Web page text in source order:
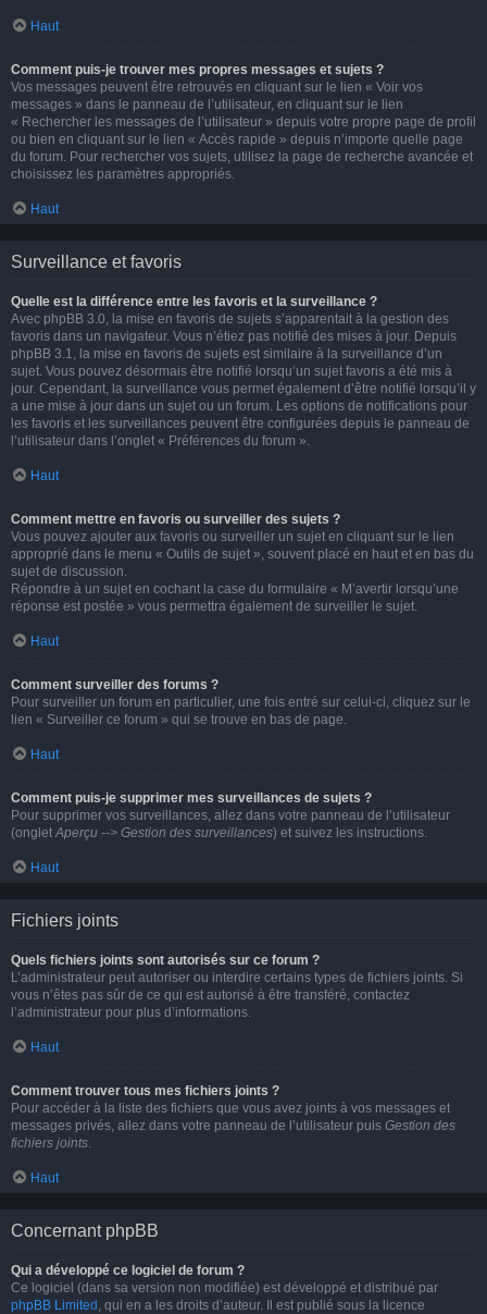
Haut
Comment puis-je trouver mes propres messages et sujets ?
Vos messages peuvent être retrouvés en cliquant sur le lien « Voir vos
messages » dans le panneau de l’utilisateur, en cliquant sur le lien
« Rechercher les messages de l’utilisateur » depuis votre propre page de profil
ou bien en cliquant sur le lien « Accès rapide » depuis n’importe quelle page
du forum. Pour rechercher vos sujets, utilisez la page de recherche avancée et
choisissez les paramètres appropriés.
Haut
Surveillance et favoris
Quelle est la différence entre les favoris et la surveillance ?
Avec phpBB 3.0, la mise en favoris de sujets s’apparentait à la gestion des
favoris dans un navigateur. Vous n’étiez pas notifié des mises à jour. Depuis
phpBB 3.1, la mise en favoris de sujets est similaire à la surveillance d’un
sujet. Vous pouvez désormais être notifié lorsqu’un sujet favoris a été mis à
jour. Cependant, la surveillance vous permet également d’être notifié lorsqu’il y
a une mise à jour dans un sujet ou un forum. Les options de notifications pour
les favoris et les surveillances peuvent être configurées depuis le panneau de
l’utilisateur dans l’onglet « Préférences du forum ».
Haut
Comment mettre en favoris ou surveiller des sujets ?
Vous pouvez ajouter aux favoris ou surveiller un sujet en cliquant sur le lien
approprié dans le menu « Outils de sujet », souvent placé en haut et en bas du
sujet de discussion.
Répondre à un sujet en cochant la case du formulaire « M’avertir lorsqu’une
réponse est postée » vous permettra également de surveiller le sujet.
Haut
Comment surveiller des forums ?
Pour surveiller un forum en particulier, une fois entré sur celui-ci, cliquez sur le
lien « Surveiller ce forum » qui se trouve en bas de page.
Haut
Comment puis-je supprimer mes surveillances de sujets ?
Pour supprimer vos surveillances, allez dans votre panneau de l’utilisateur
(ongletAperçu --> Gestion des surveillances) et suivez les instructions.
Haut
Fichiers joints
Quels fichiers joints sont autorisés sur ce forum ?
L’administrateur peut autoriser ou interdire certains types de fichiers joints. Si
vous n’êtes pas sûr de ce qui est autorisé à être transféré, contactez
l’administrateur pour plus d’informations.
Haut
Comment trouver tous mes fichiers joints ?
Pour accéder à la liste des fichiers que vous avez joints à vos messages et
messages privés, allez dans votre panneau de l’utilisateur puis Gestion des
fichiers joints.
Haut
Concernant phpBB
Qui a développé ce logiciel de forum ?
Ce logiciel (dans sa version non modifiée) est développé et distribué par
phpBB Limited , qui en a les droits d’auteur. Il est publié sous la licence